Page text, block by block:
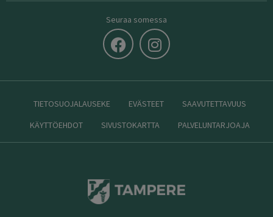
Seuraa somessa
TIETOSUOJALAUSEKE EVÄSTEET
SAAVUTETTAVUUS
KÄYTTÖEHDOT
SIVUSTOKARTTA PALVELUNTARJOAJA